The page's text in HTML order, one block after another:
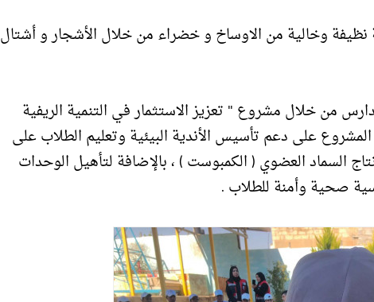
وخالية من الاوساخ و خضراء من خلال الأشجار و أشتال
من خلال مشروع " تعزيز الاستثمار في التنمية الريفية
على دعم تأسيس الأندية البيئية وتعليم الطلاب على
السماد العضوي ( الكمبوست ) ، بالإضافة لتأهيل الوحدات
صحية وأمنة للطلاب .